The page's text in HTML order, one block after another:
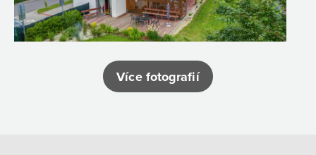
Více fotografií